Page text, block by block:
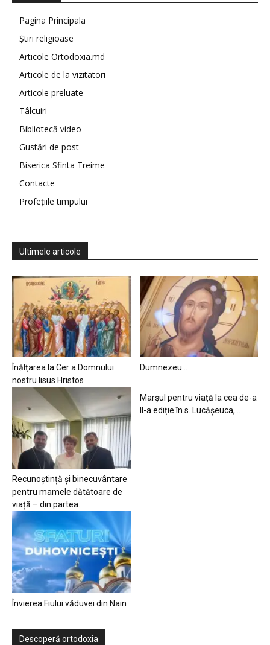
Pagina Principala
Știri religioase
Articole Ortodoxia.md
Articole de la vizitatori
Articole preluate
Tâlcuiri
Bibliotecă video
Gustări de post
Biserica Sfinta Treime
Contacte
Profețiile timpului
Ultimele articole
Înălțarea la Cer a Domnului
nostru Iisus Hristos
Dumnezeu…
Recunoștință și binecuvântare
pentru mamele dătătoare de
viață – din partea...
Marșul pentru viață la cea de-a
II-a ediție în s. Lucășeuca,...
Învierea Fiului văduvei din Nain
Descoperă ortodoxia